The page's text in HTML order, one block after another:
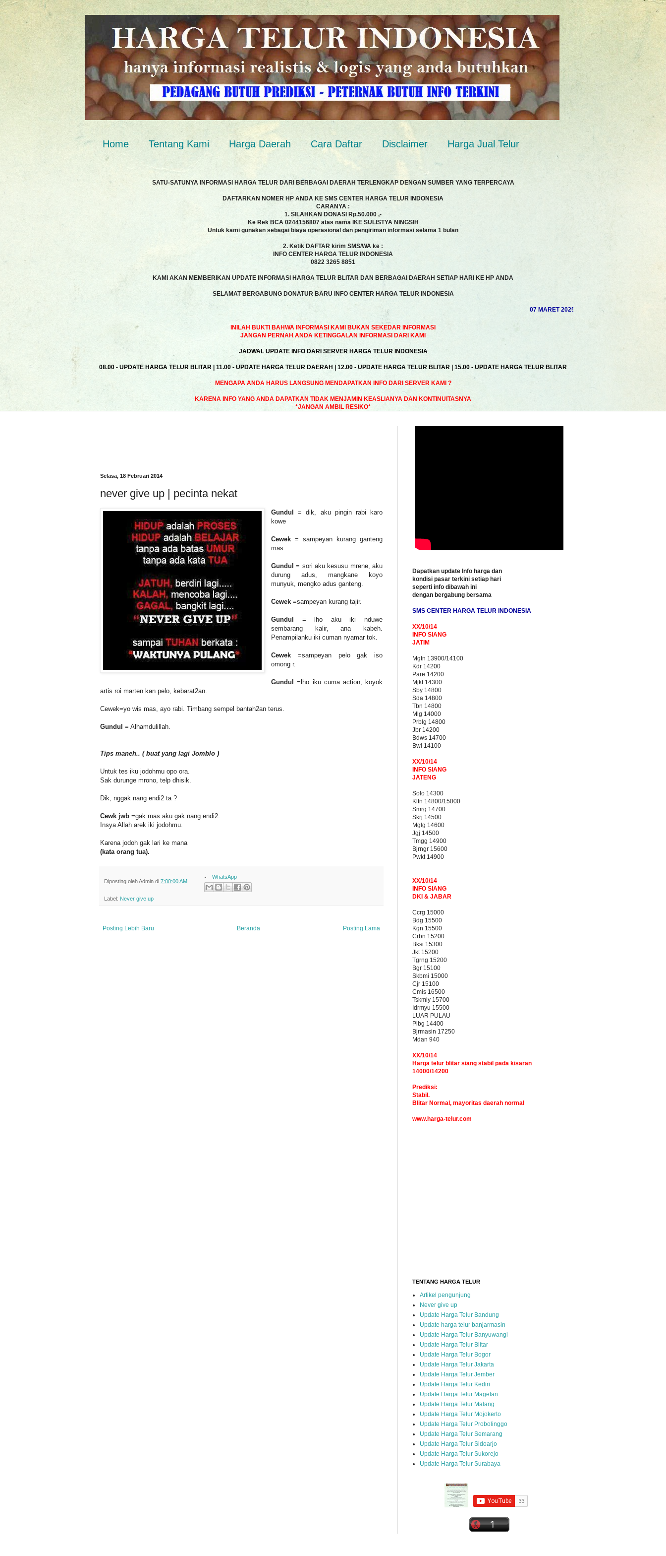
Home Tentang Kami Harga Daerah Cara Daftar Disclaimer Harga Jual Telur
SATU-SATUNYA INFORMASI HARGA TELUR DARI BERBAGAI DAERAH TERLENGKAP DENGAN SUMBER YANG TERPERCAYA
DAFTARKAN NOMER HP ANDA KE SMS CENTER HARGA TELUR INDONESIA
CARANYA :
1. SILAHKAN DONASI Rp.50.000 ,-
Ke Rek BCA 0244156807 atas nama IKE SULISTYA NINGSIH
Untuk kami gunakan sebagai biaya operasional dan pengiriman informasi selama 1 bulan
2. Ketik DAFTAR kirim SMS/WA ke :
INFO CENTER HARGA TELUR INDONESIA
0822 3265 8851
KAMI AKAN MEMBERIKAN UPDATE INFORMASI HARGA TELUR BLITAR DAN BERBAGAI DAERAH SETIAP HARI KE HP ANDA
SELAMAT BERGABUNG DONATUR BARU INFO CENTER HARGA TELUR INDONESIA
07 MARET 2025 | AKHSAN ROSYIDI |
INILAH BUKTI BAHWA INFORMASI KAMI BUKAN SEKEDAR INFORMASI
JANGAN PERNAH ANDA KETINGGALAN INFORMASI DARI KAMI
JADWAL UPDATE INFO DARI SERVER HARGA TELUR INDONESIA
08.00 - UPDATE HARGA TELUR BLITAR | 11.00 - UPDATE HARGA TELUR DAERAH | 12.00 - UPDATE HARGA TELUR BLITAR | 15.00 - UPDATE HARGA TELUR BLITAR
MENGAPA ANDA HARUS LANGSUNG MENDAPATKAN INFO DARI SERVER KAMI ?
KARENA INFO YANG ANDA DAPATKAN TIDAK MENJAMIN KEASLIANYA DAN KONTINUITASNYA
*JANGAN AMBIL RESIKO*
Selasa, 18 Februari 2014
never give up | pecinta nekat
Gundul = dik, aku pingin rabi karo
kowe
Cewek = sampeyan kurang ganteng
mas.
Gundul = sori aku kesusu mrene, aku
durung adus, mangkane koyo
munyuk, mengko adus ganteng.
Cewek =sampeyan kurang tajir.
Gundul = lho aku iki nduwe
sembarang kalir, ana kabeh.
Penampilanku iki cuman nyamar tok.
Cewek =sampeyan pelo gak iso
omong r.
Gundul =lho iku cuma action, koyok
artis roi marten kan pelo, kebarat2an.
Cewek=yo wis mas, ayo rabi. Timbang sempel bantah2an terus.
Gundul = Alhamdulillah.
Tips maneh.. ( buat yang lagi Jomblo )
Untuk tes iku jodohmu opo ora.
Sak durunge mrono, telp dhisik.
Dik, nggak nang endi2 ta ?
Cewk jwb =gak mas aku gak nang endi2.
Insya Allah arek iki jodohmu.
Karena jodoh gak lari ke mana
(kata orang tua).
Diposting olehAdmin di 7:00:00 AM
WhatsApp
Label: Never give up
Posting Lebih Baru Posting Lama
Beranda
Dapatkan update Info harga dan
kondisi pasar terkini setiap hari
seperti info dibawah ini
dengan bergabung bersama
SMS CENTER HARGA TELUR INDONESIA
XX/10/14
INFO SIANG
JATIM
Mgtn 13900/14100
Kdr 14200
Pare 14200
Mjkt 14300
Sby 14800
Sda 14800
Tbn 14800
Mlg 14000
Prblg 14800
Jbr 14200
Bdws 14700
Bwi 14100
XX/10/14
INFO SIANG
JATENG
Solo 14300
Kltn 14800/15000
Smrg 14700
Skrj 14500
Mglg 14600
Jgj 14500
Tmgg 14900
Bjrngr 15600
Pwkt 14900
XX/10/14
INFO SIANG
DKI & JABAR
Ccrg 15000
Bdg 15500
Kgn 15500
Crbn 15200
Bksi 15300
Jkt 15200
Tgrng 15200
Bgr 15100
Skbmi 15000
Cjr 15100
Cmis 16500
Tskmly 15700
Idrmyu 15500
LUAR PULAU
Plbg 14400
Bjrmasin 17250
Mdan 940
XX/10/14
Harga telur blitar siang stabil pada kisaran
14000/14200
Prediksi:
Stabil.
Blitar Normal, mayoritas daerah normal
www.harga-telur.com
TENTANG HARGA TELUR
Artikel pengunjung
Never give up
Update Harga Telur Bandung
Update harga telur banjarmasin
Update Harga Telur Banyuwangi
Update Harga Telur Blitar
Update Harga Telur Bogor
Update Harga Telur Jakarta
Update Harga Telur Jember
Update Harga Telur Kediri
Update Harga Telur Magetan
Update Harga Telur Malang
Update Harga Telur Mojokerto
Update Harga Telur Probolinggo
Update Harga Telur Semarang
Update Harga Telur Sidoarjo
Update Harga Telur Sukorejo
Update Harga Telur Surabaya